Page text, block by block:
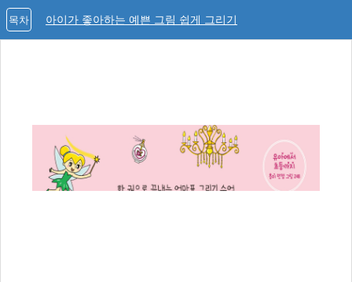
아이가 좋아하는 예쁜 그림 쉽게 그리기
목차